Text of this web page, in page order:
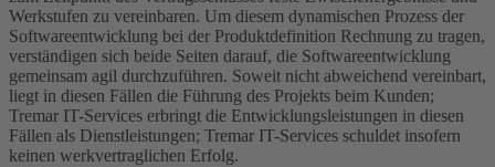
Werkstufen zu vereinbaren. Um diesem dynamischen Prozess der
Softwareentwicklung bei der Produktdefinition Rechnung zu tragen,
verständigen sich beide Seiten darauf, die Softwareentwicklung
gemeinsam agil durchzuführen. Soweit nicht abweichend vereinbart,
liegt in diesen Fällen die Führung des Projekts beim Kunden;
Tremar IT-Services erbringt die Entwicklungsleistungen in diesen
Fällen als Dienstleistungen; Tremar IT-Services schuldet insofern
keinen werkvertraglichen Erfolg.